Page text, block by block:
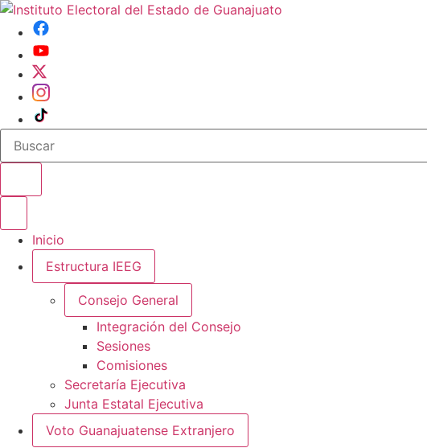
Buscar en el sitio
Inicio
Estructura IEEG
Consejo General
Integración del Consejo
Sesiones
Comisiones
Secretaría Ejecutiva
Junta Estatal Ejecutiva
Voto Guanajuatense Extranjero